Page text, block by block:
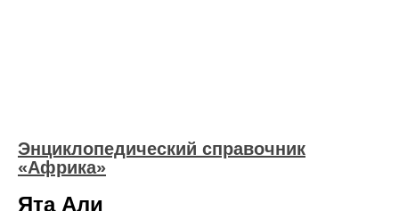
Энциклопедический справочник
«Африка»
Ята Али